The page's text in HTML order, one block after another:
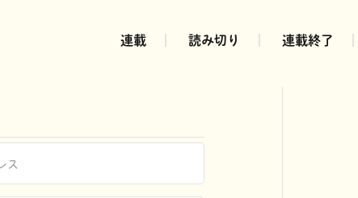
連載 読み切り 連載終了